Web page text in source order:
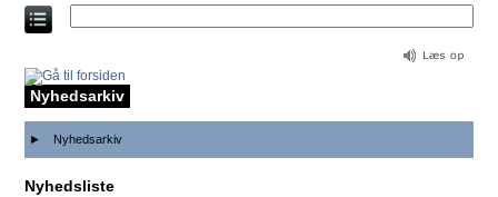
Direkte
til
Nyhedsarkiv
Nyhedsarkiv
Nyhedsliste